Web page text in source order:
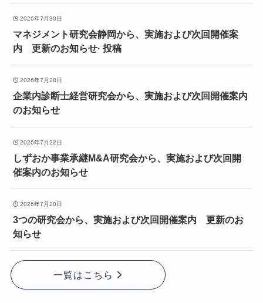
2026年7月30日
マネジメント研究会静岡から、実施および次回開催案
内 更新のお知らせ· 投稿
2026年7月28日
企業内診断士経営研究会から、実施および次回開催案内
のお知らせ
2026年7月22日
しずおか事業承継M&A研究会から、実施および次回開
催案内のお知らせ
2026年7月20日
3つの研究会から、実施および次回開催案内 更新のお
知らせ
一覧はこちら